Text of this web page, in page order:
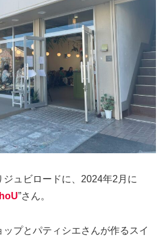
ュビロードに、2024年2月に
”さん。
プとパティシエさんが作るスイ